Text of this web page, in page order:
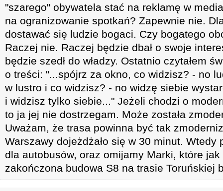
"szarego" obywatela stać na reklamę w
na ogranizowanie spotkań? Zapewnie nie.
dostawać się ludzie bogaci. Czy bogatego
Raczej nie. Raczej będzie dbał o swoje
będzie szedł do władzy. Ostatnio czytałem
o treści: "...spójrz za okno, co widzisz? - no
w lustro i co widzisz? - no widzę siebie
i widzisz tylko siebie..." Jeżeli chodzi o
to ja jej nie dostrzegam. Może została
Uważam, że trasa powinna być tak
Warszawy dojeżdżało się w 30 minut. Wtedy
dla autobusów, oraz omijamy Marki, które
zakończona budowa S8 na trasie Toruńskiej